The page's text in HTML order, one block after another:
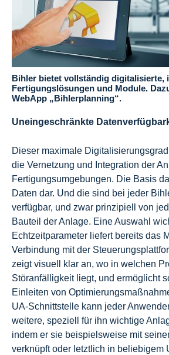
Bihler bietet vollständig digitalisierte,
Fertigungslösungen und Module.
WebApp „Bihlerplanning“.
Uneingeschränkte
Dieser maximale
die Vernetzung und Integration der
Fertigungsumgebungen. Die Basis
Daten dar. Und die sind bei jeder
verfügbar, und zwar prinzipiell von
Bauteil der Anlage. Eine Auswahl
Echtzeitparameter liefert bereits das
Verbindung mit der
zeigt visuell klar an, wo in welchen
Störanfälligkeit liegt, und ermöglicht
Einleiten von
UA-Schnittstelle kann jeder
weitere, speziell für ihn wichtige
indem er sie beispielsweise mit
verknüpft oder letztlich in beliebigem